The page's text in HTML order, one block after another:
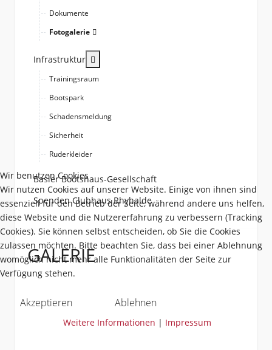
Dokumente
Fotogalerie
Infrastruktur
Trainingsraum
Bootspark
Schadensmeldung
Sicherheit
Ruderkleider
Basler Bootshaus-Gesellschaft
Spenden Clubhaus Rhyhalde
GALERIE
Wir benutzen Cookies
Wir nutzen Cookies auf unserer Website. Einige von ihnen sind
essenziell für den Betrieb der Seite, während andere uns helfen,
diese Website und die Nutzererfahrung zu verbessern (Tracking
Cookies). Sie können selbst entscheiden, ob Sie die Cookies
zulassen möchten. Bitte beachten Sie, dass bei einer Ablehnung
womöglich nicht mehr alle Funktionalitäten der Seite zur
Verfügung stehen.
Akzeptieren Ablehnen
Weitere Informationen | Impressum